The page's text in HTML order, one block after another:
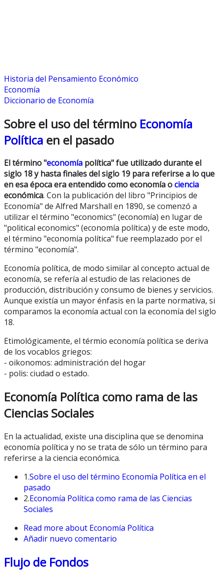
Historia del Pensamiento Económico
Economía
Diccionario de Economía
Sobre el uso del término Economía
Política en el pasado
El término "economía política" fue utilizado durante el
siglo 18 y hasta finales del siglo 19 para referirse a lo que
en esa época era entendido como economía ociencia
económica. Con la publicación del libro "Principios de
Economía" de Alfred Marshall en 1890, se comenzó a
utilizar el término "economics" (economía) en lugar de
"political economics" (economía política) y de este modo,
el término "economía política" fue reemplazado por el
término "economía".
Economía política, de modo similar al concepto actual de
economía, se refería al estudio de las relaciones de
producción, distribución y consumo de bienes y servicios.
Aunque existía un mayor énfasis en la parte normativa, si
comparamos la economía actual con la economía del siglo
18.
Etimológicamente, el térmio economía política se deriva
de los vocablos griegos:
- oikonomos: administración del hogar
- polis: ciudad o estado.
Economía Política como rama de las
Ciencias Sociales
En la actualidad, existe una disciplina que se denomina
economía política y no se trata de sólo un término para
referirse a la ciencia económica.
1.Sobre el uso del término Economía Política en el
pasado
2.Economía Política como rama de las Ciencias
Sociales
Read more about Economía Política
Añadir nuevo comentario
Flujo de Fondos